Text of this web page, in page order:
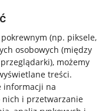
(np. piksele,
osobowych (między
, możemy
treści.
informacji na
i przetwarzanie